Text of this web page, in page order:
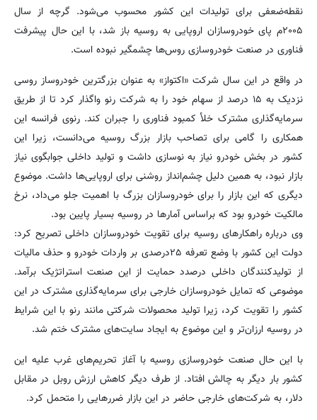
نقطه‌ضعفی برای تولیدات این کشور محسوب می‌شود. گرچه از سال
۲۰۰۵م پای خودروسازان اروپایی به روسیه باز شد، با این حال پیشرفت
فناوری در صنعت خودروسازی روس‌ها چشمگیر نبوده است.
در واقع در این سال شرکت «اکتواز» به عنوان بزرگترین خودروساز روسی
نزدیک به ۱۵ درصد از سهام خود را به شرکت رنو واگذار کرد تا از طریق
سرمایه‌گذاری مشترک خلأ کمبود فناوری را جبران کند. رنوی فرانسه این
همکاری را گامی برای تصاحب بازار بزرگ روسیه می‌دانست، زیرا این
کشور در بخش خودرو نیاز به نوسازی داشت و تولید داخلی جوابگوی نیاز
بازار نبود، به همین دلیل چشم‌انداز روشنی برای اروپایی‌ها داشت. موضوع
دیگری که این بازار را برای خودروسازان بزرگ با اهمیت جلو می‌داد، نرخ
مالکیت خودرو بود که براساس آمارها در روسیه بسیار پایین بود.
وی درباره راهکارهای روسیه برای تقویت خودروسازان داخلی تصریح کرد:
دولت این کشور با وضع تعرفه ۲۵درصدی بر واردات خودرو و حذف مالیات
از تولیدکنندگان داخلی درصدد حمایت از این صنعت استراتژیک برآمد.
موضوعی که تمایل خودروسازان خارجی برای سرمایه‌گذاری مشترک در این
کشور را تقویت کرد، زیرا تولید محصولات شرکتی مانند رنو با این شرایط
در روسیه ارزان‌تر و این موضوع به ایجاد سایت‌های مشترک ختم شد.
با این حال صنعت خودروسازی روسیه با آغاز تحریم‌های غرب علیه این
کشور بار دیگر به چالش افتاد. از طرف دیگر کاهش ارزش روبل در مقابل
دلار، به شرکت‌های خارجی حاضر در این بازار ضررهایی را متحمل کرد.